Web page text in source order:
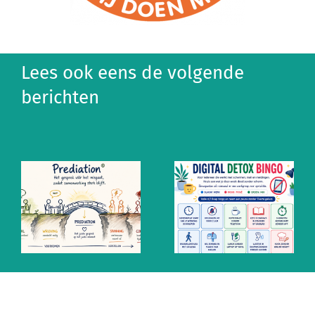
Lees ook eens de volgende
berichten
Altijd aan
staan? De
mythe van
snel
Ontzempic:
de mentale
prik tegen
altijd